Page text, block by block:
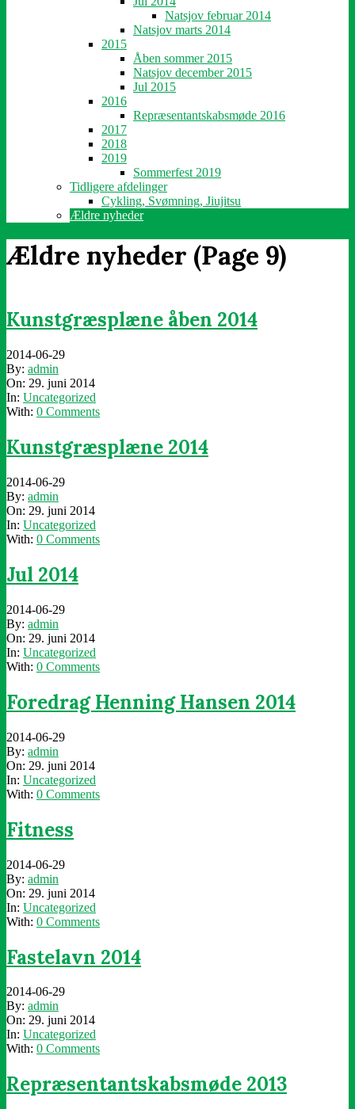
Natsjov februar 2014
Natsjov marts 2014
2015
Åben sommer 2015
Natsjov december 2015
Jul 2015
2016
Repræsentantskabsmøde 2016
2017
2018
2019
Sommerfest 2019
Tidligere afdelinger
Cykling, Svømning, Jiujitsu
Ældre nyheder
Ældre nyheder (Page 9)
Kunstgræsplæne åben 2014
2014-06-29
By: admin
On: 29. juni 2014
In: Uncategorized
With: 0 Comments
Kunstgræsplæne 2014
2014-06-29
By: admin
On: 29. juni 2014
In: Uncategorized
With: 0 Comments
Jul 2014
2014-06-29
By: admin
On: 29. juni 2014
In: Uncategorized
With: 0 Comments
Foredrag Henning Hansen 2014
2014-06-29
By: admin
On: 29. juni 2014
In: Uncategorized
With: 0 Comments
Fitness
2014-06-29
By: admin
On: 29. juni 2014
In: Uncategorized
With: 0 Comments
Fastelavn 2014
2014-06-29
By: admin
On: 29. juni 2014
In: Uncategorized
With: 0 Comments
Repræsentantskabsmøde 2013